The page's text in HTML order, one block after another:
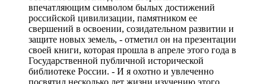
впечатляющим символом былых достижений
российской цивилизации, памятником ее
свершений в освоении, созидательном развитии и
защите новых земель, - отметил он на презентации
своей книги, которая прошла в апреле этого года в
Государственной публичной исторической
библиотеке России. - И я охотно и увлеченно
посвятил несколько лет жизни изучению этого